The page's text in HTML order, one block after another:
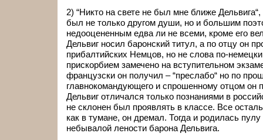
2) “Никто на свете не был мне ближе
был не только другом души, но и большим
недооцененным едва ли не всеми, кроме его
Дельвиг носил баронский титул, а по отцу он
прибалтийских Немцов, но не слова по-
прискорбием замечено на вступительном
французски он получил – “преслабо“ но по
главнокомандующего и спрошенному отцом он
Дельвиг отличался только познаниями в
не склонен был проявлять в классе. Все
как в тумане, он дремал. Тогда и родилась
небывалой лености барона Дельвига.